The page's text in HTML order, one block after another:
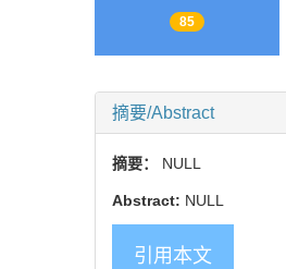
85
摘要/Abstract
摘要： NULL
Abstract: NULL
引用本文